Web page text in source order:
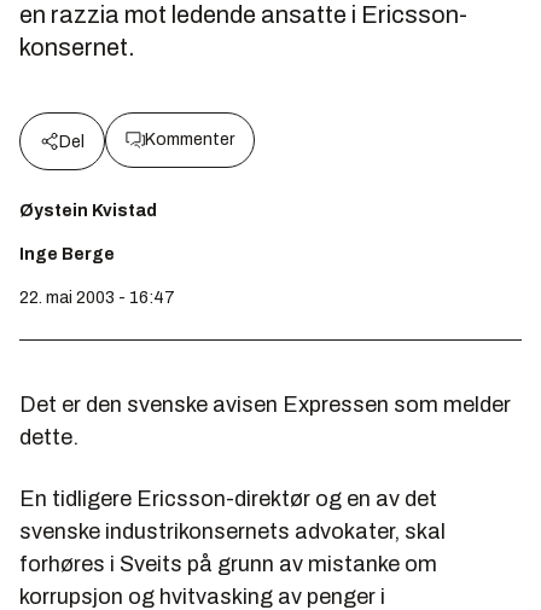
en razzia mot ledende ansatte i Ericsson-
konsernet.
Del Kommenter
Øystein Kvistad
Inge Berge
22. mai 2003 - 16:47
Det er den svenske avisen Expressen som melder
dette.
En tidligere Ericsson-direktør og en av det
svenske industrikonsernets advokater, skal
forhøres i Sveits på grunn av mistanke om
korrupsjon og hvitvasking av penger i